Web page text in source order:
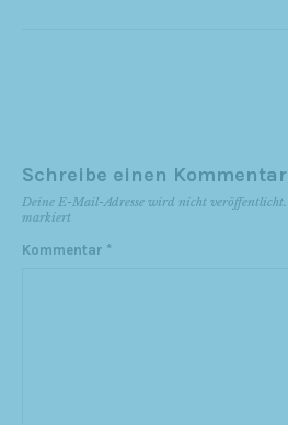
Schreibe einen Kommentar
Deine E-Mail-Adresse wird nicht veröffentlicht.
markiert
Kommentar *